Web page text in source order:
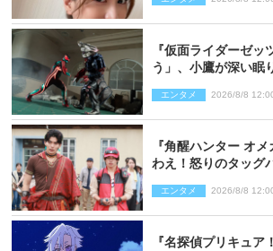
『仮面ライダーゼッ
う」、小鷹が深い眠
エンタメ 2026/8/8
『角醒ハンター オ
わえ！怒りのタッグ
エンタメ 2026/8/8
『名探偵プリキュ